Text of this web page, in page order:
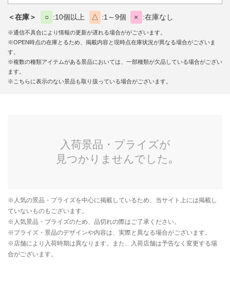
＜在庫＞ ○ 10個以上 △ 1～9個 × 在庫なし
※通信不具合により情報の更新が遅れる場合ががございます。
※OPEN時点の在庫とるため、掲載内容と現時点在庫状況が異なる場合がございま
す。
※複数の種類アイテムがある景品においては、一部種類が欠品している場合がござい
ます。
※こちらに表示のない景品も取り扱っている場合がございます。